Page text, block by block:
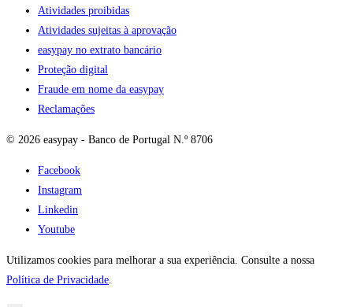
Atividades proibidas
Atividades sujeitas à aprovação
easypay no extrato bancário
Proteção digital
Fraude em nome da easypay
Reclamações
© 2026 easypay - Banco de Portugal N.º 8706
Facebook
Instagram
Linkedin
Youtube
Utilizamos cookies para melhorar a sua experiência. Consulte a nossa
Política de Privacidade.